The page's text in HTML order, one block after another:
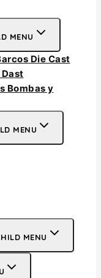
MENU
Die Cast
Bombas y
MENU
MENU